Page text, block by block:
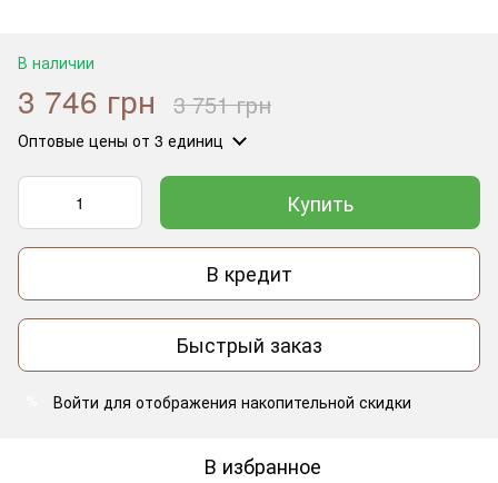
В наличии
3 746 грн 3 751 грн
Оптовые цены от 3 единиц
Купить
В кредит
Быстрый заказ
Войти для отображения накопительной скидки
В избранное